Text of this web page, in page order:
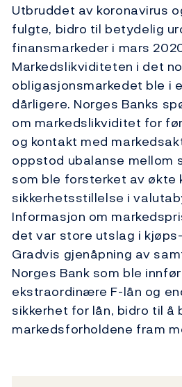
Utbruddet av koronavirus
fulgte, bidro til betydelig
finansmarkeder i mars
Markedslikviditeten i det
obligasjonsmarkedet ble i
dårligere. Norges Banks
om markedslikviditet for
og kontakt med
oppstod ubalanse mellom
som ble forsterket av økte
sikkerhetsstillelse i
Informasjon om
det var store utslag i
Gradvis gjenåpning av
Norges Bank som ble
ekstraordinære F-lån og
sikkerhet for lån, bidro til å
markedsforholdene fram